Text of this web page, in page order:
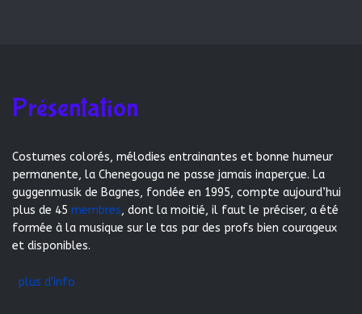
Présentation
Costumes colorés, mélodies entrainantes et bonne humeur
permanente, la Chenegouga ne passe jamais inaperçue. La
guggenmusik de Bagnes, fondée en 1995, compte aujourd’hui
plus de 45 membres, dont la moitié, il faut le préciser, a été
formée à la musique sur le tas par des profs bien courageux
et disponibles.
plus d'info